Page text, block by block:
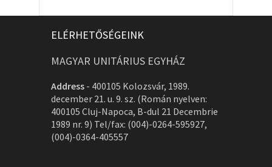
ELÉRHETŐSÉGEINK
MAGYAR UNITÁRIUS EGYHÁZ
Address - 400105 Kolozsvár, 1989.
december 21. u. 9. sz. (Román nyelven:
400105 Cluj-Napoca, B-dul 21 Decembrie
1989 nr. 9) Tel/fax: (004)-0264-595927,
(004)-0364-405557